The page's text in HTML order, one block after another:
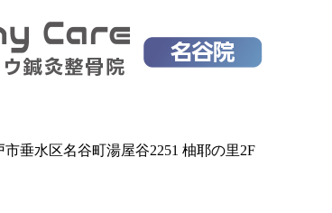
市垂水区名谷町湯屋谷2251 柚耶の里2F